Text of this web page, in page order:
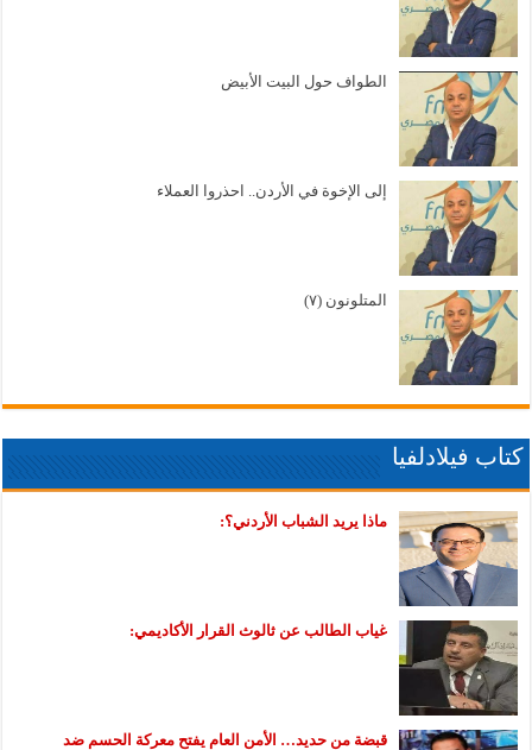
الطواف حول البيت الأبيض
إلى الإخوة في الأردن.. احذروا العملاء
المتلونون (٧)
كتاب فيلادلفيا
ماذا يريد الشباب الأردني؟:
غياب الطالب عن ثالوث القرار الأكاديمي:
قبضة من حديد… الأمن العام يفتح معركة الحسم ضد